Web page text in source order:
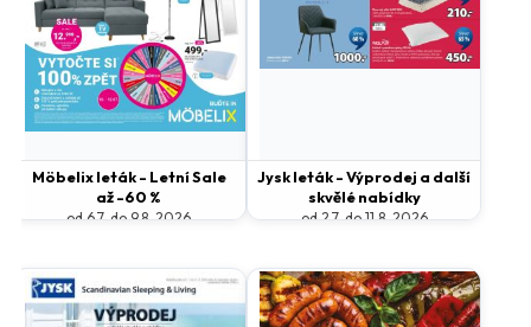
Möbelix leták - Letní Sale
až -60 %
od 6.7. do 9.8. 2026
Jysk leták - Výprodej a další
skvělé nabídky
od 2.7. do 11.8. 2026